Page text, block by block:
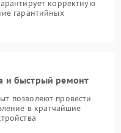
корректную
гарантийных
и быстрый ремонт
позволяют провести
в кратчайшие